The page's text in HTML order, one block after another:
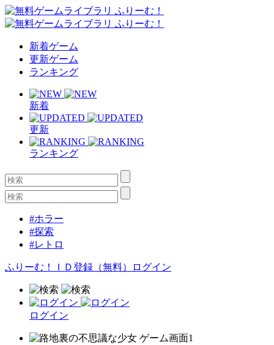
新着ゲーム
更新ゲーム
ランキング
新着
更新
ランキング
#ホラー
#探索
#レトロ
ふりーむ！ＩＤ登録（無料） ログイン
ログイン